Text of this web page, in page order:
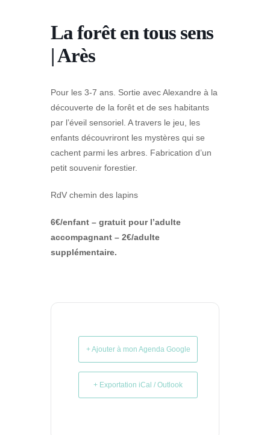
La forêt en tous sens
| Arès
Pour les 3-7 ans. Sortie avec Alexandre à la
découverte de la forêt et de ses habitants
par l’éveil sensoriel. A travers le jeu, les
enfants découvriront les mystères qui se
cachent parmi les arbres. Fabrication d’un
petit souvenir forestier.
RdV chemin des lapins
6€/enfant – gratuit pour l’adulte
accompagnant – 2€/adulte
supplémentaire.
+ Ajouter à mon Agenda Google
+ Exportation iCal / Outlook